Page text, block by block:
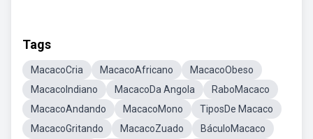
Tags
MacacoCria MacacoAfricano
MacacoObeso
MacacoIndiano
MacacoDa Angola
RaboMacaco
MacacoAndando
MacacoMono
TiposDe Macaco
MacacoGritando
MacacoZuado
BáculoMacaco